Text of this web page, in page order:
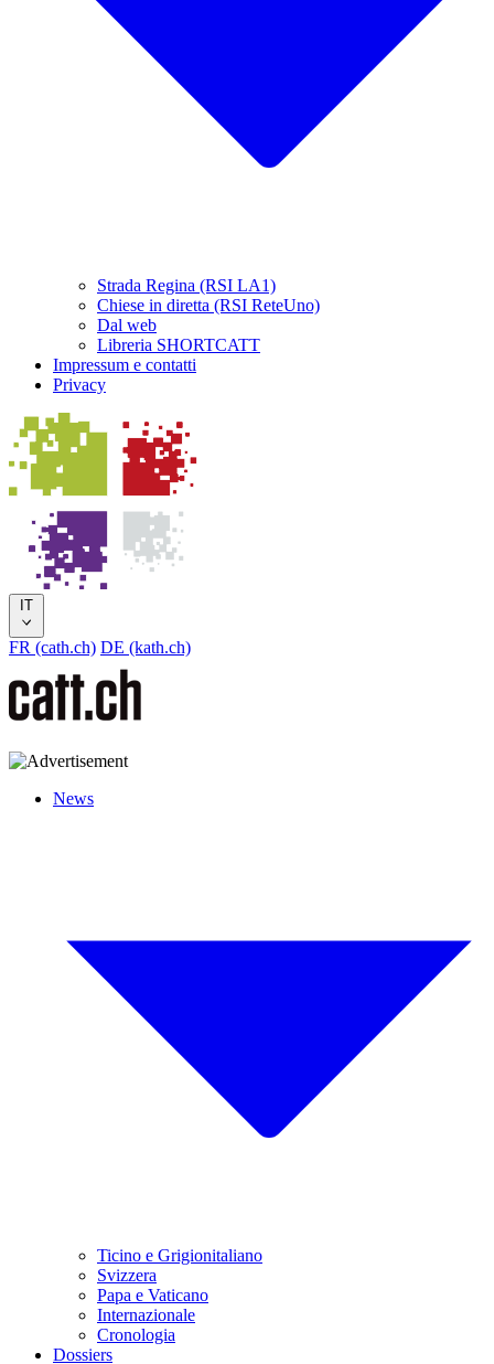
Strada Regina (RSI LA1)
Chiese in diretta (RSI ReteUno)
Dal web
Libreria SHORTCATT
Impressum e contatti
Privacy
IT
FR (cath.ch) DE (kath.ch)
News
Ticino e Grigionitaliano
Svizzera
Papa e Vaticano
Internazionale
Cronologia
Dossiers